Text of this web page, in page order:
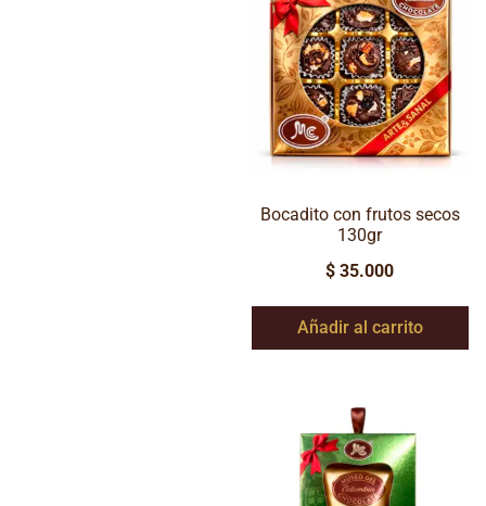
Bocadito con frutos secos
130gr
$ 35.000
Añadir al carrito